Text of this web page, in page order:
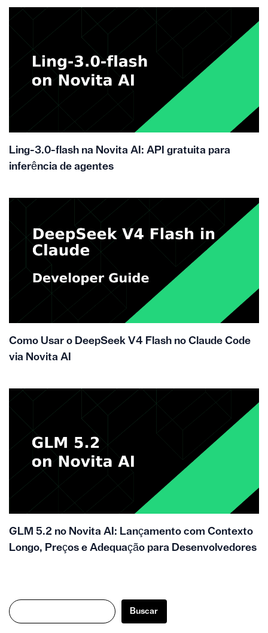
Ling-3.0-flash na Novita AI: API gratuita para
inferência de agentes
Como Usar o DeepSeek V4 Flash no Claude Code
via Novita AI
GLM 5.2 no Novita AI: Lançamento com Contexto
Longo, Preços e Adequação para Desenvolvedores
Buscar
Buscar